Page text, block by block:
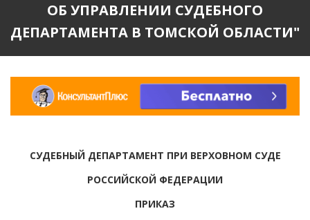
ОБ УПРАВЛЕНИИ СУДЕБНОГО
ДЕПАРТАМЕНТА В ТОМСКОЙ ОБЛАСТИ"
СУДЕБНЫЙ ДЕПАРТАМЕНТ ПРИ ВЕРХОВНОМ СУДЕ
РОССИЙСКОЙ ФЕДЕРАЦИИ
ПРИКАЗ